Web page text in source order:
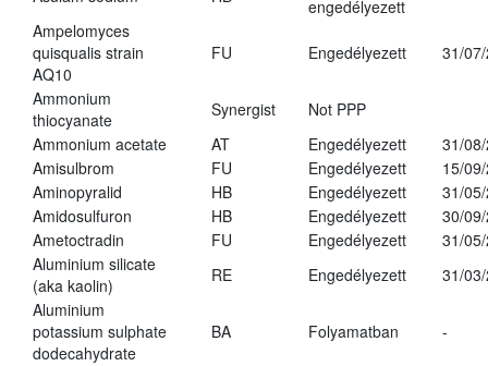
engedélyezett
Ampelomyces
quisqualis strain
AQ10
FU Engedélyezett 31/
Ammonium
thiocyanate
Synergist
Not PPP
Ammonium acetate
AT Engedélyezett
31/
Amisulbrom
FU Engedélyezett
15/
Aminopyralid
HB Engedélyezett
31/
Amidosulfuron
HB Engedélyezett
30/
Ametoctradin
FU Engedélyezett
31/
Aluminium silicate
(aka kaolin)
RE Engedélyezett
31/
Aluminium
potassium sulphate
dodecahydrate
BA Folyamatban -